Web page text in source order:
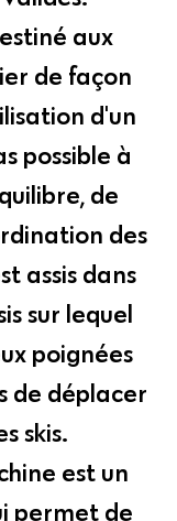
aux
de façon
d'un
possible à
de
des
assis dans
sur lequel
poignées
de déplacer
skis.
est un
permet de